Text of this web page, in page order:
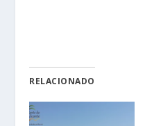
RELACIONADO